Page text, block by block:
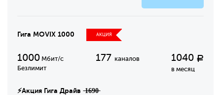
Гига MOVIX 1000 АКЦИЯ
1000 Мбит/с
Безлимит
177 каналов 1040 Р
в месяц
⚡Акция Гига Драйв ̶1̶6̶9̶0̶